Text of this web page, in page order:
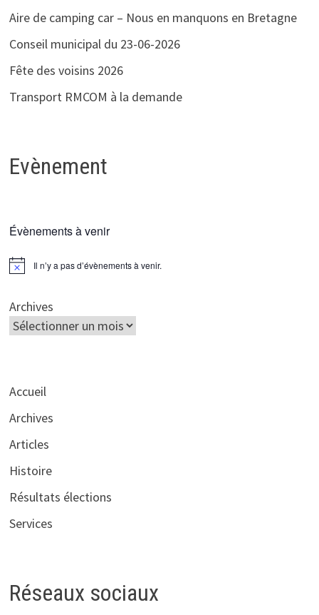
Aire de camping car – Nous en manquons en Bretagne
Conseil municipal du 23-06-2026
Fête des voisins 2026
Transport RMCOM à la demande
Evènement
Évènements à venir
Notice Il n’y a pas d’évènements à venir.
Archives
Accueil
Archives
Articles
Histoire
Résultats élections
Services
Réseaux sociaux